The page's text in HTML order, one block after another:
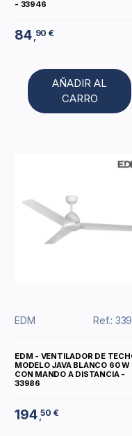
- 33946
84 ,90 €
AÑADIR AL
CARRO
EDM Ref.:
EDM - VENTILADOR DE
MODELO JAVA BLANCO 60 W
CON MANDO A DISTANCIA -
33986
194 ,50 €